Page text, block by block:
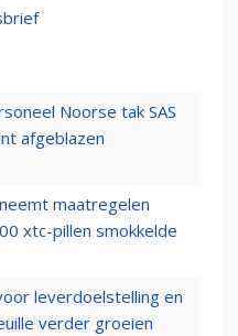
Noorse tak SAS
afgeblazen
maatregelen
xtc-pillen smokkelde
leverdoelstelling en
verder groeien